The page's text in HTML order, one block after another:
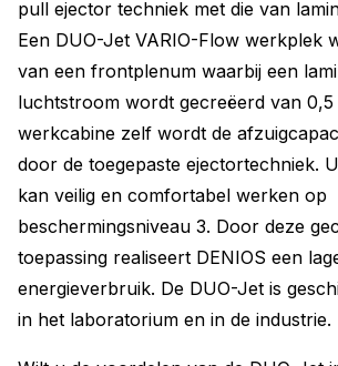
pull ejector techniek met die van
Een DUO-Jet VARIO-Flow werkplek
van een frontplenum waarbij een
luchtstroom wordt gecreëerd van
werkcabine zelf wordt de
door de toegepaste ejectortechniek.
kan veilig en comfortabel werken op
beschermingsniveau 3. Door deze
toepassing realiseert DENIOS een
energieverbruik. De DUO-Jet is
in het laboratorium en in de industrie.